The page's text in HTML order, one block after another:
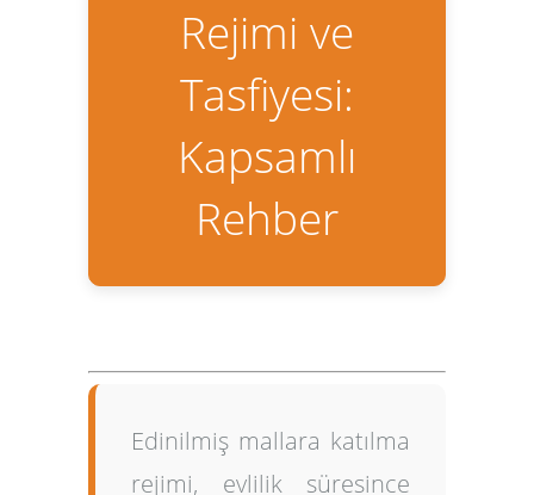
Rejimi ve
Tasfiyesi:
Kapsamlı
Rehber
Edinilmiş mallara katılma
rejimi, evlilik süresince